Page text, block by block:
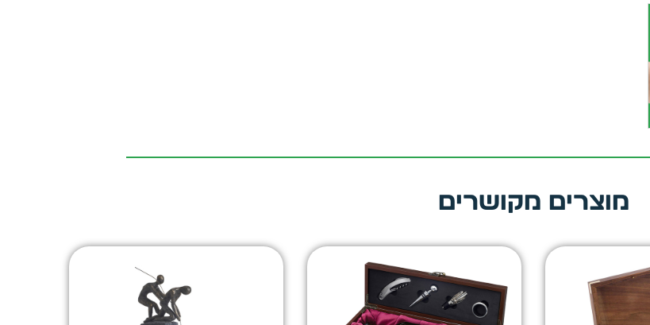
מוצרים מקושרים